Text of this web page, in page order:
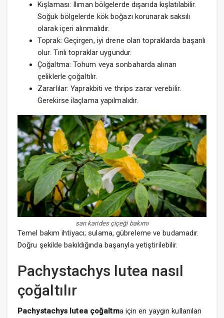
Kışlaması: Ilıman bölgelerde dışarıda kışlatılabilir.
Soğuk bölgelerde kök boğazı korunarak saksılı
olarak içeri alınmalıdır.
Toprak: Geçirgen, iyi drene olan topraklarda başarılı
olur. Tınlı topraklar uygundur.
Çoğaltma: Tohum veya sonbaharda alınan
çeliklerle çoğaltılır.
Zararlılar: Yaprakbiti ve thrips zarar verebilir.
Gerekirse ilaçlama yapılmalıdır.
sarı karides çiçeği bakımı
Temel bakım ihtiyacı; sulama, gübreleme ve budamadır.
Doğru şekilde bakıldığında başarıyla yetiştirilebilir.
Pachystachys lutea nasıl
çoğaltılır
Pachystachys lutea çoğaltma için en yaygın kullanılan